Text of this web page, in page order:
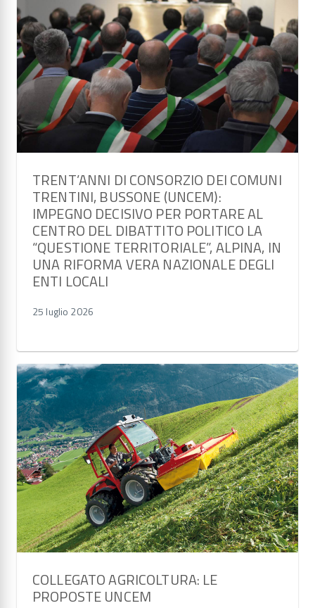
TRENT’ANNI DI CONSORZIO DEI COMUNI
TRENTINI, BUSSONE (UNCEM):
IMPEGNO DECISIVO PER PORTARE AL
CENTRO DEL DIBATTITO POLITICO LA
“QUESTIONE TERRITORIALE”, ALPINA, IN
UNA RIFORMA VERA NAZIONALE DEGLI
ENTI LOCALI
25 luglio 2026
COLLEGATO AGRICOLTURA: LE
PROPOSTE UNCEM